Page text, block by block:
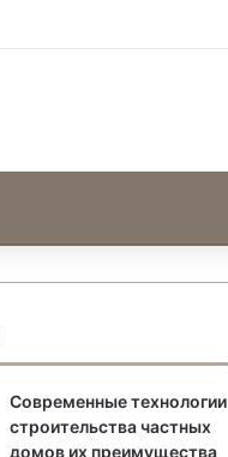
Современные технологии
строительства частных
домов их преимущества